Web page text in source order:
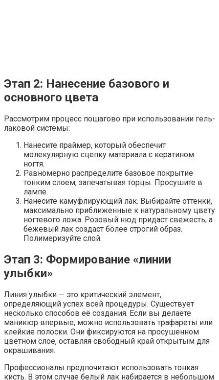
Этап 2: Нанесение базового и
основного цвета
Рассмотрим процесс пошагово при использовании гель-
лаковой системы:
Нанесите праймер, который обеспечит
молекулярную сцепку материала с кератином
ногтя.
Равномерно распределите базовое покрытие
тонким слоем, запечатывая торцы. Просушите в
лампе.
Нанесите камуфлирующий лак. Выбирайте оттенки,
максимально приближенные к натуральному цвету
ногтевого ложа. Розовый нюд придаст свежесть, а
бежевый лак создаст более строгий образ.
Полимеризуйте слой.
Этап 3: Формирование «линии
улыбки»
Линия улыбки — это критический элемент,
определяющий успех всей процедуры. Существует
несколько способов её создания. Если вы делаете
маникюр впервые, можно использовать трафареты или
клейкие полоски. Они фиксируются на просушенном
цветном слое, оставляя свободный край открытым для
окрашивания.
Профессионалы предпочитают использовать тонкая
кисть. В этом случае белый лак набирается в небольшом